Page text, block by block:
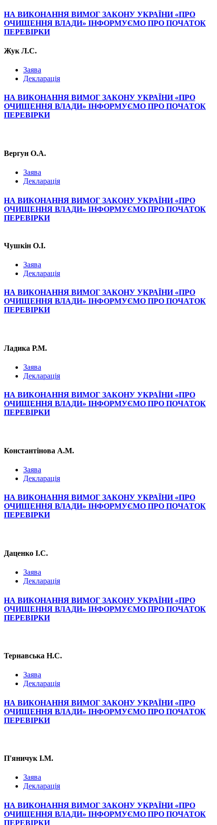
НА ВИКОНАННЯ ВИМОГ ЗАКОНУ УКРАЇНИ «ПРО
ОЧИЩЕННЯ ВЛАДИ» ІНФОРМУЄМО ПРО ПОЧАТОК
ПЕРЕВІРКИ
Жук Л.С.
Заява
Декларація
НА ВИКОНАННЯ ВИМОГ ЗАКОНУ УКРАЇНИ «ПРО
ОЧИЩЕННЯ ВЛАДИ» ІНФОРМУЄМО ПРО ПОЧАТОК
ПЕРЕВІРКИ
Вергун О.А.
Заява
Декларація
НА ВИКОНАННЯ ВИМОГ ЗАКОНУ УКРАЇНИ «ПРО
ОЧИЩЕННЯ ВЛАДИ» ІНФОРМУЄМО ПРО ПОЧАТОК
ПЕРЕВІРКИ
Чушкін О.І.
Заява
Декларація
НА ВИКОНАННЯ ВИМОГ ЗАКОНУ УКРАЇНИ «ПРО
ОЧИЩЕННЯ ВЛАДИ» ІНФОРМУЄМО ПРО ПОЧАТОК
ПЕРЕВІРКИ
Ладика Р.М.
Заява
Декларація
НА ВИКОНАННЯ ВИМОГ ЗАКОНУ УКРАЇНИ «ПРО
ОЧИЩЕННЯ ВЛАДИ» ІНФОРМУЄМО ПРО ПОЧАТОК
ПЕРЕВІРКИ
Константінова А.М.
Заява
Декларація
НА ВИКОНАННЯ ВИМОГ ЗАКОНУ УКРАЇНИ «ПРО
ОЧИЩЕННЯ ВЛАДИ» ІНФОРМУЄМО ПРО ПОЧАТОК
ПЕРЕВІРКИ
Даценко І.С.
Заява
Декларація
НА ВИКОНАННЯ ВИМОГ ЗАКОНУ УКРАЇНИ «ПРО
ОЧИЩЕННЯ ВЛАДИ» ІНФОРМУЄМО ПРО ПОЧАТОК
ПЕРЕВІРКИ
Тернавська Н.С.
Заява
Декларація
НА ВИКОНАННЯ ВИМОГ ЗАКОНУ УКРАЇНИ «ПРО
ОЧИЩЕННЯ ВЛАДИ» ІНФОРМУЄМО ПРО ПОЧАТОК
ПЕРЕВІРКИ
П'яничук І.М.
Заява
Декларація
НА ВИКОНАННЯ ВИМОГ ЗАКОНУ УКРАЇНИ «ПРО
ОЧИЩЕННЯ ВЛАДИ» ІНФОРМУЄМО ПРО ПОЧАТОК
ПЕРЕВІРКИ